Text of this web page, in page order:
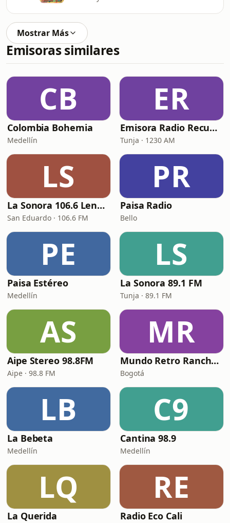
Mostrar Más
Emisoras similares
CB
Colombia Bohemia
Medellín
ER
Emisora Radio Recuerdos
Tunja · 1230 AM
LS
La Sonora 106.6 Lengupá
San Eduardo · 106.6 FM
PR
Paisa Radio
Bello
PE
Paisa Estéreo
Medellín
LS
La Sonora 89.1 FM
Tunja · 89.1 FM
AS
Aipe Stereo 98.8FM
Aipe · 98.8 FM
MR
Mundo Retro Ranchera y popular
Bogotá
LB
La Bebeta
Medellín
C9
Cantina 98.9
Medellín
LQ
La Querida
RE
Radio Eco Cali